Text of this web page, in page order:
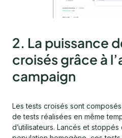
2. La puissance
croisés grâce à
campaign
Les tests croisés sont
de tests réalisées en même
d’utilisateurs. Lancés et